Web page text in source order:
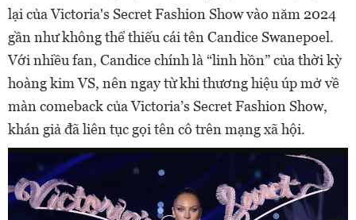
lại của Victoria's Secret Fashion Show vào năm 2024
gần như không thể thiếu cái tên Candice Swanepoel.
Với nhiều fan, Candice chính là “linh hồn” của thời kỳ
hoàng kim VS, nên ngay từ khi thương hiệu úp mở về
màn comeback của Victoria’s Secret Fashion Show,
khán giả đã liên tục gọi tên cô trên mạng xã hội.